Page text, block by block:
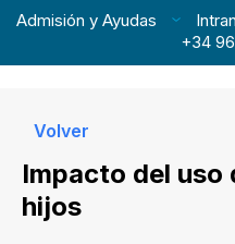
Admisión y Ayudas
+34
Volver
Impacto del uso
hijos